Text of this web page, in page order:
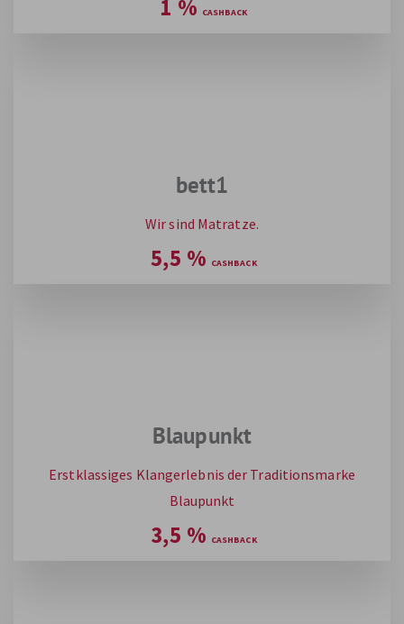
1 %
bett1
Wir sind Matratze.
5,5 %
Blaupunkt
Erstklassiges Klangerlebnis der Traditionsmarke
Blaupunkt
3,5 %